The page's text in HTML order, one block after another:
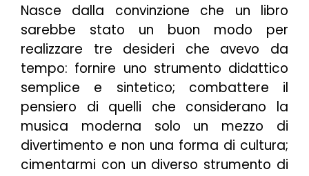
Nasce dalla convinzione che un libro
sarebbe stato un buon modo per
realizzare tre desideri che avevo da
tempo: fornire uno strumento didattico
semplice e sintetico; combattere il
pensiero di quelli che considerano la
musica moderna solo un mezzo di
divertimento e non una forma di cultura;
cimentarmi con un diverso strumento di